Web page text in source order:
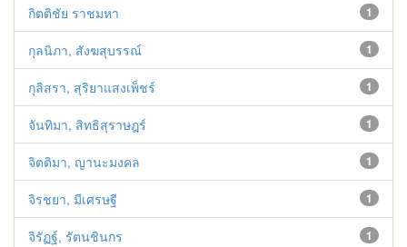
1
กิตติชัย ราชมหา
1
กุลนิภา, สังฆสุบรรณ์
1
กุลิสรา, สุริยาแสงเพ็ชร์
1
จันทิมา, สิทธิสุราษฎร์
1
จิตติมา, ญานะมงคล
1
จิรชยา, มีเศรษฐี
1
จิรัฏฐ์, รัตนชินกร